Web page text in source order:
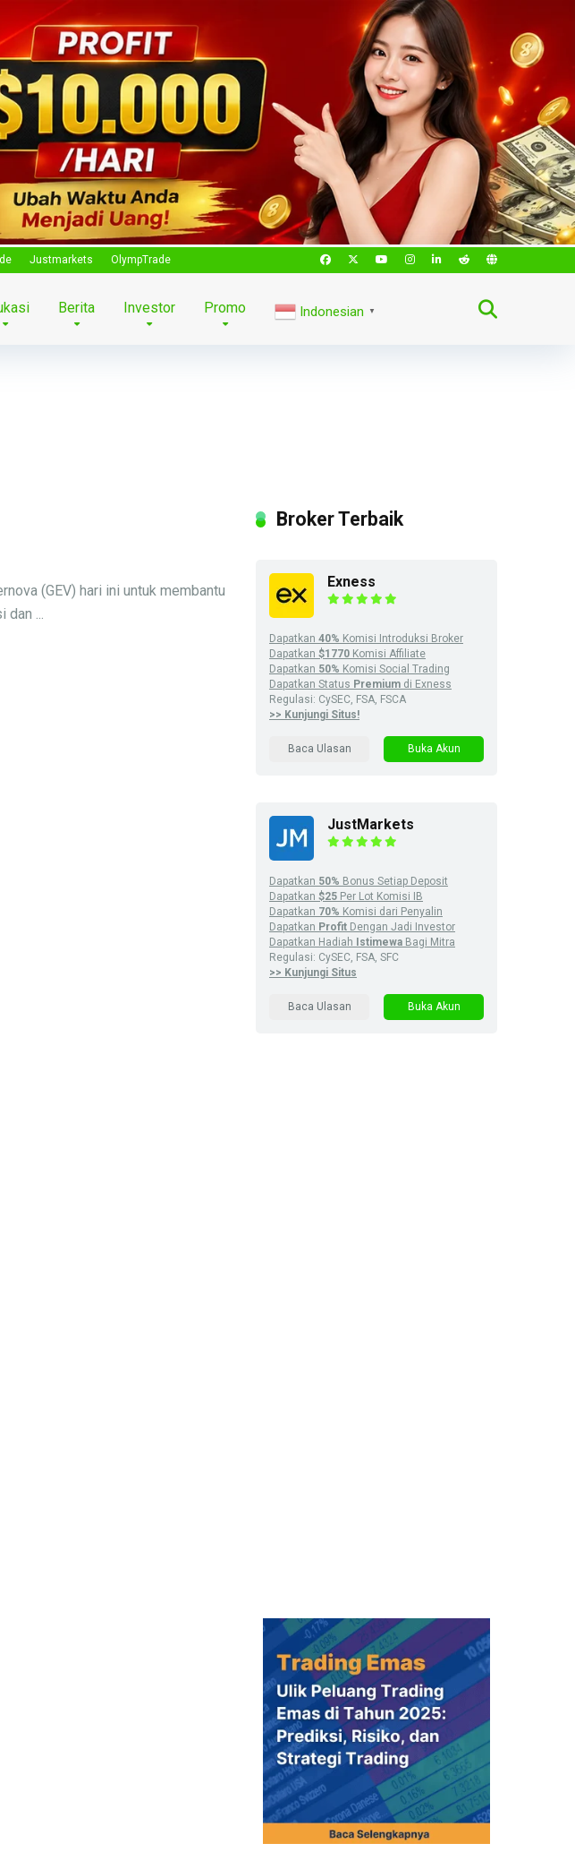
Justmarkets OlympTrade
Berita Investor Promo Indonesian ▼
(GEV) hari ini untuk membantu
dan ...
Broker Terbaik
Exness
Dapatkan 40% Komisi Introduksi Broker
Dapatkan $1770 Komisi Affiliate
Dapatkan 50% Komisi Social Trading
Dapatkan Status Premium di Exness
Regulasi: CySEC, FSA, FSCA
>> Kunjungi Situs!
Baca Ulasan Buka Akun
JustMarkets
Dapatkan 50% Bonus Setiap Deposit
Dapatkan $25 Per Lot Komisi IB
Dapatkan 70% Komisi dari Penyalin
Dapatkan Profit Dengan Jadi Investor
Dapatkan Hadiah Istimewa Bagi Mitra
Regulasi: CySEC, FSA, SFC
>> Kunjungi Situs
Baca Ulasan Buka Akun